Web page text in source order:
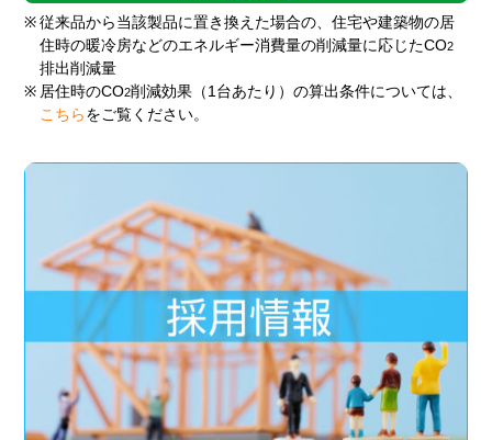
※ 従来品から当該製品に置き換えた場合の、住宅や建築物の居
住時の暖冷房などのエネルギー消費量の削減量に応じたCO2
排出削減量
※ 居住時のCO2削減効果（1台あたり）の算出条件については、
こちら をご覧ください。